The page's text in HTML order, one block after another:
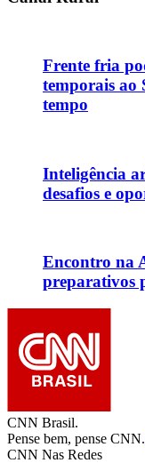
Frente fria
temporais ao
tempo
Inteligência
desafios e
Encontro na
preparativos
CNN Brasil.
Pense bem, pense CNN.
CNN Nas Redes